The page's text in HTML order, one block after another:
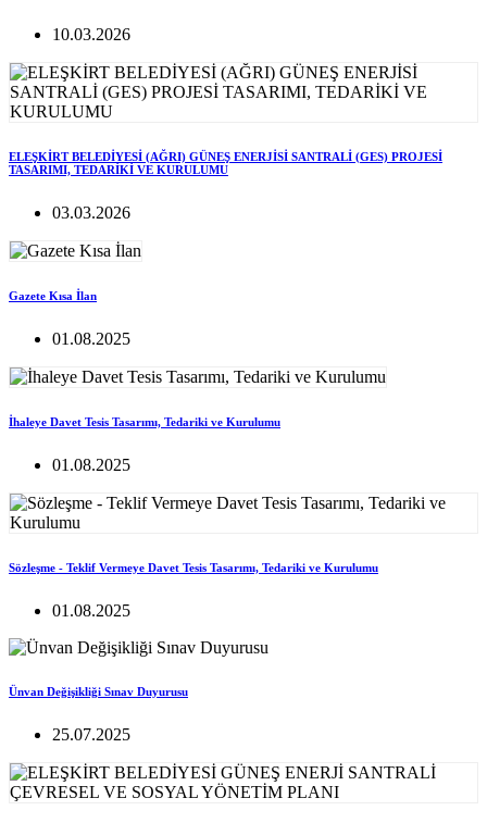
10.03.2026
ELEŞKİRT BELEDİYESİ (AĞRI) GÜNEŞ ENERJİSİ SANTRALİ (GES) PROJESİ
TASARIMI, TEDARİKİ VE KURULUMU
03.03.2026
Gazete Kısa İlan
01.08.2025
İhaleye Davet Tesis Tasarımı, Tedariki ve Kurulumu
01.08.2025
Sözleşme - Teklif Vermeye Davet Tesis Tasarımı, Tedariki ve Kurulumu
01.08.2025
Ünvan Değişikliği Sınav Duyurusu
25.07.2025